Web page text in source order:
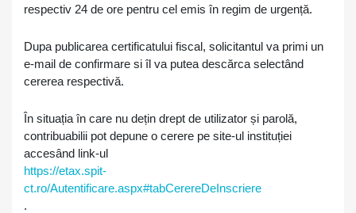
respectiv 24 de ore pentru cel emis în regim de urgență.
Dupa publicarea certificatului fiscal, solicitantul va primi un
e-mail de confirmare si îl va putea descărca selectând
cererea respectivă.
În situația în care nu dețin drept de utilizator și parolă,
contribuabilii pot depune o cerere pe site-ul instituției
accesând link-ul
https://etax.spit-
ct.ro/Autentificare.aspx#tabCerereDeInscriere
.